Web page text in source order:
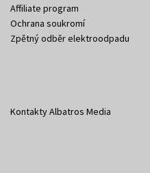
Affiliate program
Ochrana soukromí
Zpětný odběr elektroodpadu
Kontakty Albatros Media